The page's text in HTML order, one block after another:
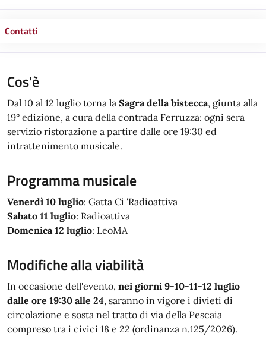
Contatti
Cos'è
Dal 10 al 12 luglio torna la Sagra della bistecca, giunta alla
19° edizione, a cura della contrada Ferruzza: ogni sera
servizio ristorazione a partire dalle ore 19:30 ed
intrattenimento musicale.
Programma musicale
Venerdì 10 luglio: Gatta Ci 'Radioattiva
Sabato 11 luglio: Radioattiva
Domenica 12 luglio: LeoMA
Modifiche alla viabilità
In occasione dell'evento, nei giorni 9-10-11-12 luglio
dalle ore 19:30 alle 24, saranno in vigore i divieti di
circolazione e sosta nel tratto di via della Pescaia
compreso tra i civici 18 e 22 (ordinanza n.125/2026).